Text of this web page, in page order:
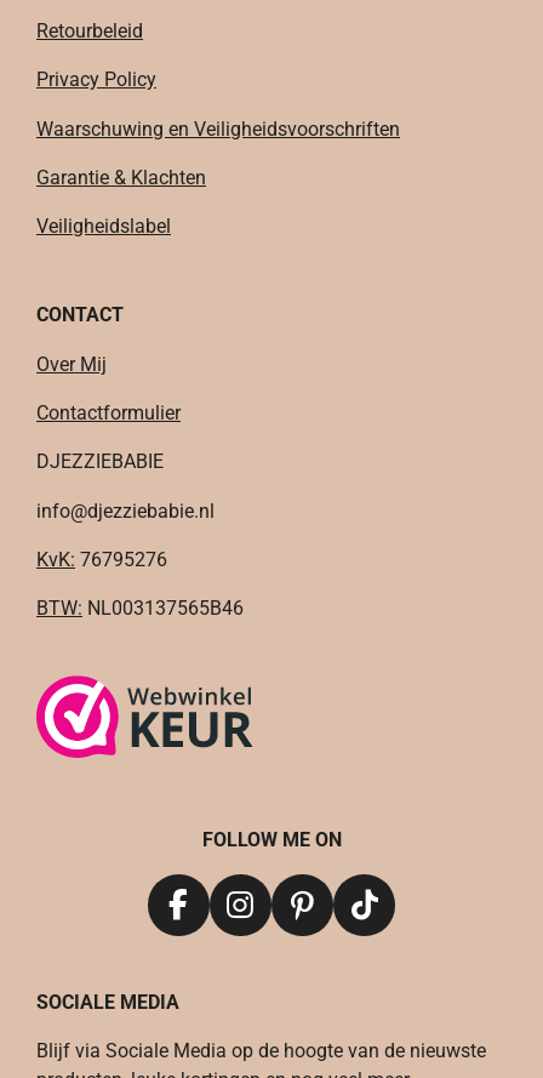
Retourbeleid
Privacy Policy
Waarschuwing en Veiligheidsvoorschriften
Garantie & Klachten
Veiligheidslabel
CONTACT
Over Mij
Contactformulier
DJEZZIEBABIE
info@djezziebabie.nl
KvK: 76795276
BTW: NL003137565B46
FOLLOW ME ON
F
e
o
I
g
P
r
T
k
SOCIALE MEDIA
Blijf via Sociale Media op de hoogte van de nieuwste